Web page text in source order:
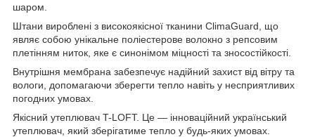
шаром.
Штани вироблені з високоякісної тканини ClimaGuard, що
являє собою унікальне поліестерове волокно з репсовим
плетінням ниток, яке є синонімом міцності та зносостійкості.
Внутрішня мембрана забезпечує надійний захист від вітру та
вологи, допомагаючи зберегти тепло навіть у несприятливих
погодних умовах.
Якісний утеплювач T-LOFT. Це — інноваційний український
утеплювач, який зберігатиме тепло у будь-яких умовах.